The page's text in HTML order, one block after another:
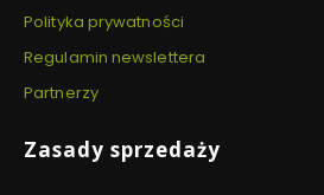
Polityka prywatności
Regulamin newslettera
Partnerzy
Zasady sprzedaży